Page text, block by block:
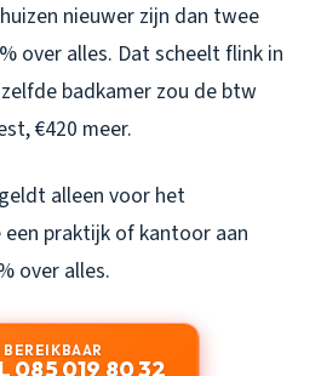
nieuwer zijn dan twee
over alles. Dat scheelt flink in
badkamer zou de btw
€420 meer.
alleen voor het
praktijk of kantoor aan
over alles.
BEREIKBAAR
085 019 80 32